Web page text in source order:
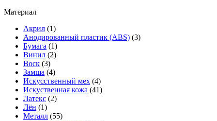
Материал
Акрил (1)
Анодированный пластик (ABS) (3)
Бумага (1)
Винил (2)
Воск (3)
Замша (4)
Искусственный мех (4)
Искуственная кожа (41)
Латекс (2)
Лён (1)
Металл (55)